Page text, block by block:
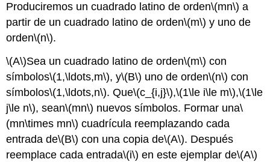
Produciremos un cuadrado latino de orden\(mn\) a
partir de un cuadrado latino de orden\(m\) y uno de
orden\(n\).
\(A\)Sea un cuadrado latino de orden\(m\) con
símbolos\(1,\ldots,m\), y\(B\) uno de orden\(n\) con
símbolos\(1,\ldots,n\). Que\(c_{i,j}\),\(1\le i\le m\),\(1\le
j\le n\), sean\(mn\) nuevos símbolos. Formar una\
(mn\times mn\) cuadrícula reemplazando cada
entrada de\(B\) con una copia de\(A\). Después
reemplace cada entrada\(i\) en este ejemplar de\(A\)